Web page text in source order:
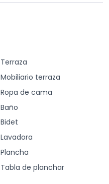
Terraza
Mobiliario terraza
Ropa de cama
Baño
Bidet
Lavadora
Plancha
Tabla de planchar